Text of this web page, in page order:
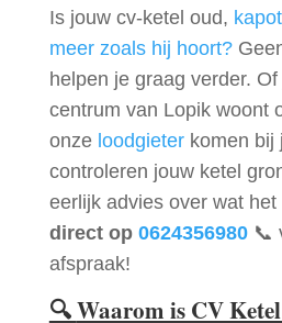
Is jouw cv-ketel oud,
meer zoals hij hoort?
helpen je graag verder.
centrum van Lopik woont
onze loodgieterkomen bij
controleren jouw ketel
eerlijk advies over wat het
direct op 0624356980📞
afspraak!
🔍Waarom is CV